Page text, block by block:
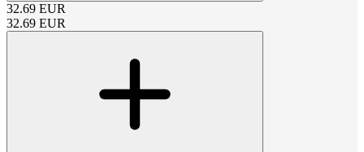
32.69 EUR
32.69 EUR